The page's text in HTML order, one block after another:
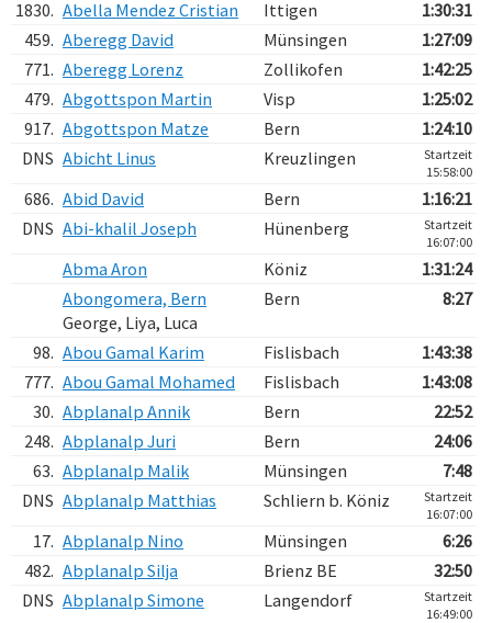
1830. Abella Mendez Cristian Ittigen
1:30:31
459. Aberegg David Münsingen
1:27:09
771. Aberegg Lorenz Zollikofen
1:42:25
479. Abgottspon Martin Visp
1:25:02
917. Abgottspon Matze Bern
1:24:10
DNS Abicht Linus Kreuzlingen
Startzeit
15:58:00
686. Abid David Bern
1:16:21
DNS Abi-khalil Joseph Hünenberg
Startzeit
16:07:00
Abma Aron Köniz
1:31:24
Abongomera, Bern
George, Liya, Luca
Bern 8:27
98. Abou Gamal Karim Fislisbach
1:43:38
777. Abou Gamal Mohamed Fislisbach
1:43:08
30. Abplanalp Annik Bern
22:52
248. Abplanalp Juri Bern
24:06
63. Abplanalp Malik Münsingen
7:48
DNS Abplanalp Matthias Schliern b. Köniz
Startzeit
16:07:00
17. Abplanalp Nino Münsingen
6:26
482. Abplanalp Silja Brienz BE
32:50
DNS Abplanalp Simone Langendorf
Startzeit
16:49:00